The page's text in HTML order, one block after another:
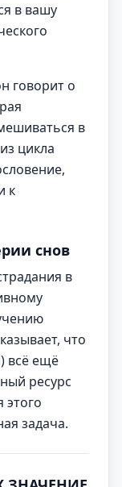
в вашу
говорит о
в
цикла
к
снов
в
что
всё ещё
ресурс
этого
задача.